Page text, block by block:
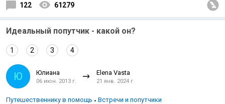
122 61279
Идеальный попутчик - какой он?
1 2 3 4
Ю Юлиана
06 июн. 2013 г.
Elena Vasta
21 янв. 2024 г.
Путешественнику в помощь Встречи и попутчики